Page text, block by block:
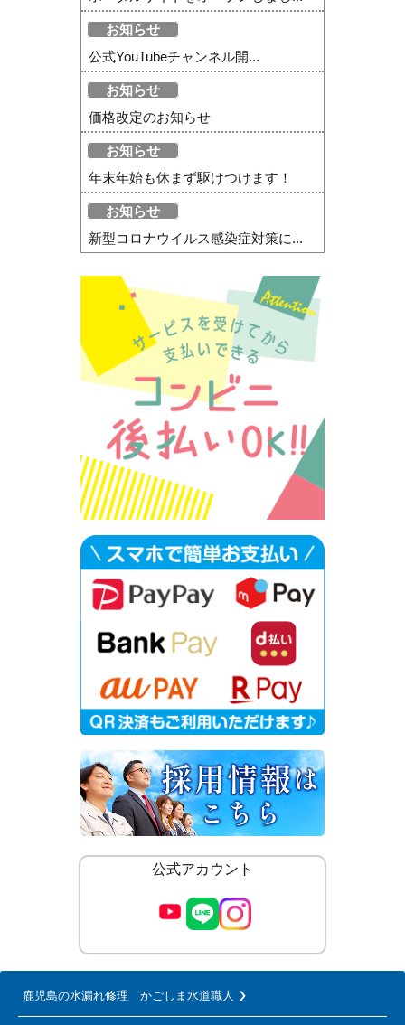
お知らせ
公式YouTubeチャンネル開...
お知らせ
価格改定のお知らせ
お知らせ
年末年始も休まず駆けつけます！
お知らせ
新型コロナウイルス感染症対策に...
公式アカウント
鹿児島の水漏れ修理 かごしま水道職人